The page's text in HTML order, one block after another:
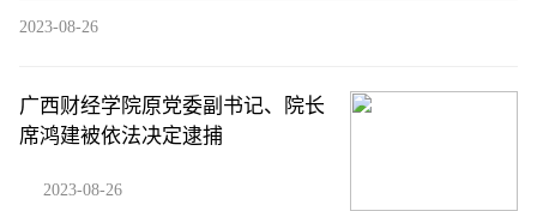
2023-08-26
广西财经学院原党委副书记、院长
席鸿建被依法决定逮捕
2023-08-26